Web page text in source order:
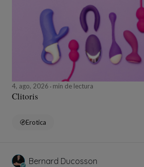
4, ago, 2026 min de lectura
Clitoris
Erotica
Bernard Ducosson